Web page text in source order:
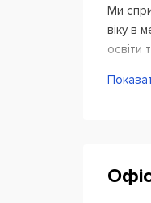
Ми
віку в
освіти
Цікаво
Ми